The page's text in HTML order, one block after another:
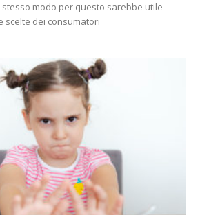
modo per questo sarebbe utile
scelte dei consumatori